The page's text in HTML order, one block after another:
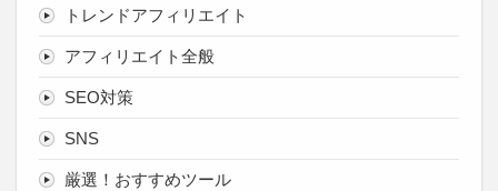
トレンドアフィリエイト
アフィリエイト全般
SEO対策
SNS
厳選！おすすめツール